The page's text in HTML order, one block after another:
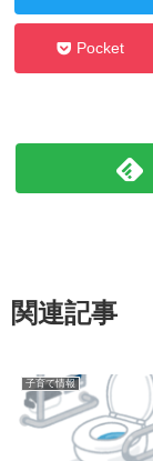
Pocket
関連記事
子育て情報